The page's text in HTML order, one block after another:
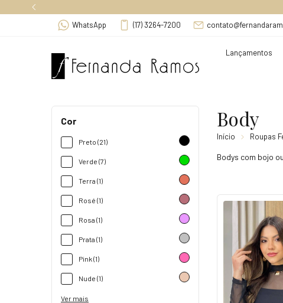
WhatsApp (17) 3264-7200
Lançamentos
Cor
Preto (21)
Verde (7)
Terra (1)
Rosé (1)
Rosa (1)
Prata (1)
Pink (1)
Nude (1)
Ver mais
Body
Início Roupas
Bodys com bojo